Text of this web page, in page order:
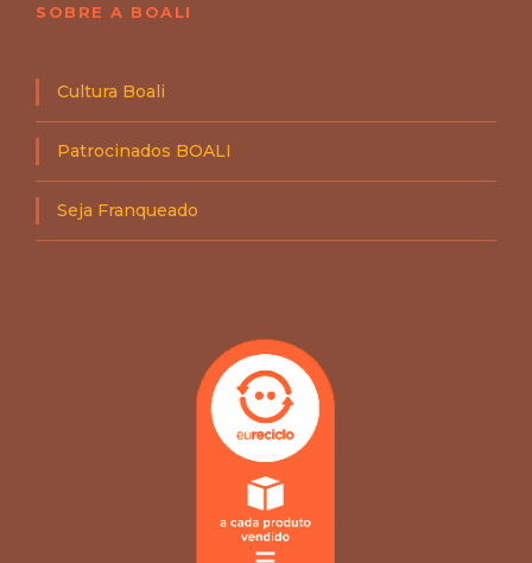
SOBRE A BOALI
Cultura Boali
Patrocinados BOALI
Seja Franqueado